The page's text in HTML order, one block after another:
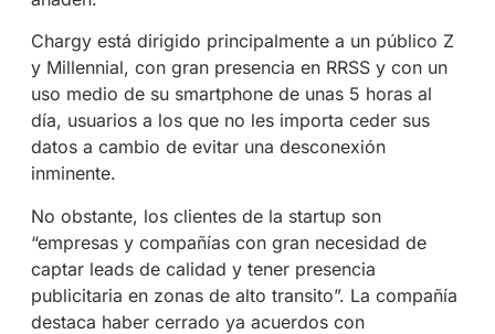
Chargy está dirigido principalmente a un público Z
y Millennial, con gran presencia en RRSS y con un
uso medio de su smartphone de unas 5 horas al
día, usuarios a los que no les importa ceder sus
datos a cambio de evitar una desconexión
inminente.
No obstante, los clientes de la startup son
“empresas y compañías con gran necesidad de
captar leads de calidad y tener presencia
publicitaria en zonas de alto transito”. La compañía
destaca haber cerrado ya acuerdos con